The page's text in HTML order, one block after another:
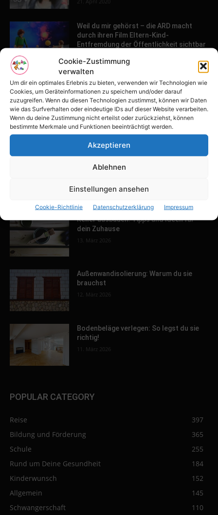
Cookie-Zustimmung
verwalten
Um dir ein optimales Erlebnis zu bieten, verwenden wir Technologien wie
Cookies, um Geräteinformationen zu speichern und/oder darauf
zuzugreifen. Wenn du diesen Technologien zustimmst, können wir Daten
wie das Surfverhalten oder eindeutige IDs auf dieser Website verarbeiten.
Wenn du deine Zustimmung nicht erteilst oder zurückziehst, können
bestimmte Merkmale und Funktionen beeinträchtigt werden.
Akzeptieren
Ablehnen
Einstellungen ansehen
Cookie-Richtlinie Datenschutzerklärung Impressum
Weil du mir gehörst – die ARD macht
durch ihren Film Eltern-Kind-
Entfremdung der Öffentlichkeit sichtbar
POPULAR POSTS
Tulpenfest läutet Frühling in Potsdam
ein
16. April 2026
Familien-Paradies an der Adria
Keller ausbauen: Tipps und Ideen für
dein Zuhause
13. März 2026
Außenwandisolierung: Warum du sie
brauchst
12. März 2026
Bodenbeläge verlegen: So legst du sie
richtig!
11. März 2026
POPULAR CATEGORY
Reise
397
Bildung und Förderung
365
Schule
255
Rund um Deine Gesundheit
184
Kinderwunsch
152
Allgemein
145
Schwangerschaft
110